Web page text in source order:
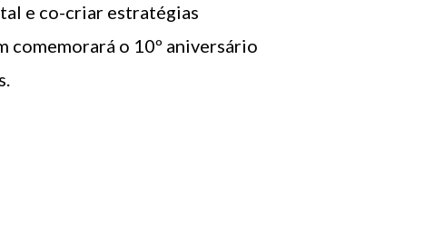
e co-criar estratégias
comemorará o 10º aniversário